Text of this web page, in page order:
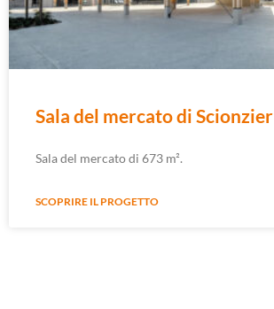
Sala del mercato di Scionzier
Sala del mercato di 673 m².
SCOPRIRE IL PROGETTO